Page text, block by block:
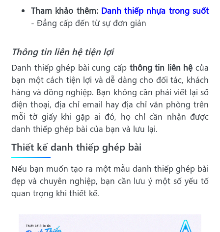
Tham khảo thêm: Danh thiếp nhựa trong suốt
- Đẳng cấp đến từ sự đơn giản
Thông tin liên hệ tiện lợi
Danh thiếp ghép bài cung cấp thông tin liên hệ của
bạn một cách tiện lợi và dễ dàng cho đối tác, khách
hàng và đồng nghiệp. Bạn không cần phải viết lại số
điện thoại, địa chỉ email hay địa chỉ văn phòng trên
mỗi tờ giấy khi gặp ai đó, họ chỉ cần nhận được
danh thiếp ghép bài của bạn và lưu lại.
Thiết kế danh thiếp ghép bài
Nếu bạn muốn tạo ra một mẫu danh thiếp ghép bài
đẹp và chuyên nghiệp, bạn cần lưu ý một số yếu tố
quan trọng khi thiết kế.